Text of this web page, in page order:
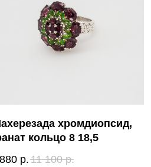
хромдиопсид,
кольцо 8 18,5
р. 11 100 р.